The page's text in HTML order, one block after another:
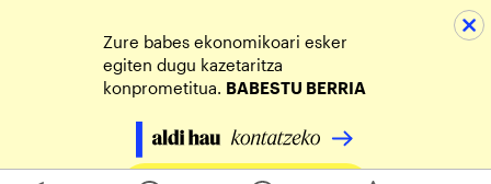
Zure babes ekonomikoari esker
egiten dugu kazetaritza
konprometitua. BABESTU BERRIA